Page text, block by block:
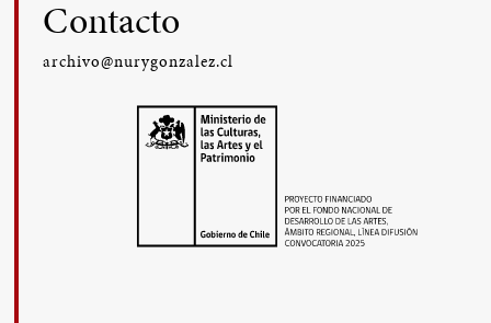
Contacto
archivo@nurygonzalez.cl